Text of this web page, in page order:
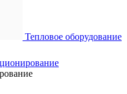
Тепловое оборудование